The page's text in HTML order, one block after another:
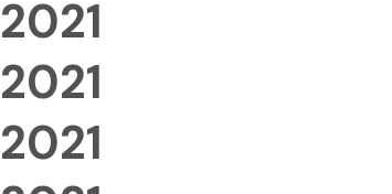
2021
2021
2021